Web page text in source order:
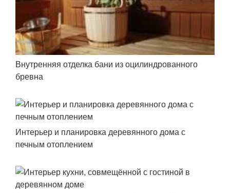
Внутренняя отделка бани из оцилиндрованного
бревна
Интерьер и планировка деревянного дома с
печным отоплением